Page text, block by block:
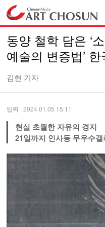
동양 철학 담은 ‘
예술의 변증법’
김현 기자
입력 : 2024.01.05 15:11
현실 초월한 자유의 경지
21일까지 인사동 무우수갤